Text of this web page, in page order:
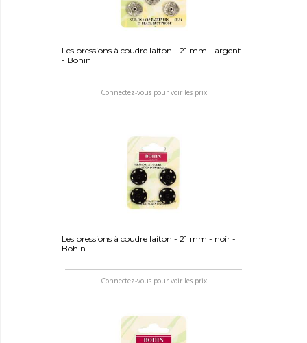
Les pressions à coudre laiton - 21 mm - argent
- Bohin
Connectez-vous pour voir les prix
Les pressions à coudre laiton - 21 mm - noir -
Bohin
Connectez-vous pour voir les prix